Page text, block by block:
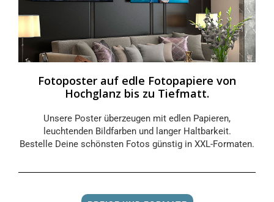
Fotoposter auf edle Fotopapiere von
Hochglanz bis zu Tiefmatt.
Unsere Poster überzeugen mit edlen Papieren,
leuchtenden Bildfarben und langer Haltbarkeit.
Bestelle Deine schönsten Fotos günstig in XXL-Formaten.